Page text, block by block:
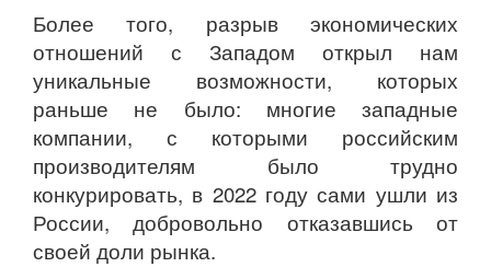
Более того, разрыв экономических
отношений с Западом открыл нам
уникальные возможности, которых
раньше не было: многие западные
компании, с которыми российским
производителям было трудно
конкурировать, в 2022 году сами ушли из
России, добровольно отказавшись от
своей доли рынка.